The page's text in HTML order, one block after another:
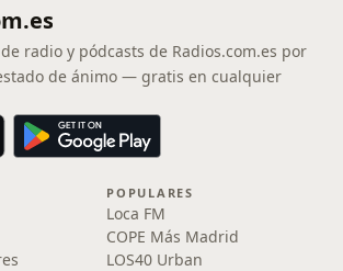
radio y pódcasts de Radios.com.es por
de ánimo — gratis en cualquier
POPULARES
Loca FM
COPE Más Madrid
LOS40 Urban